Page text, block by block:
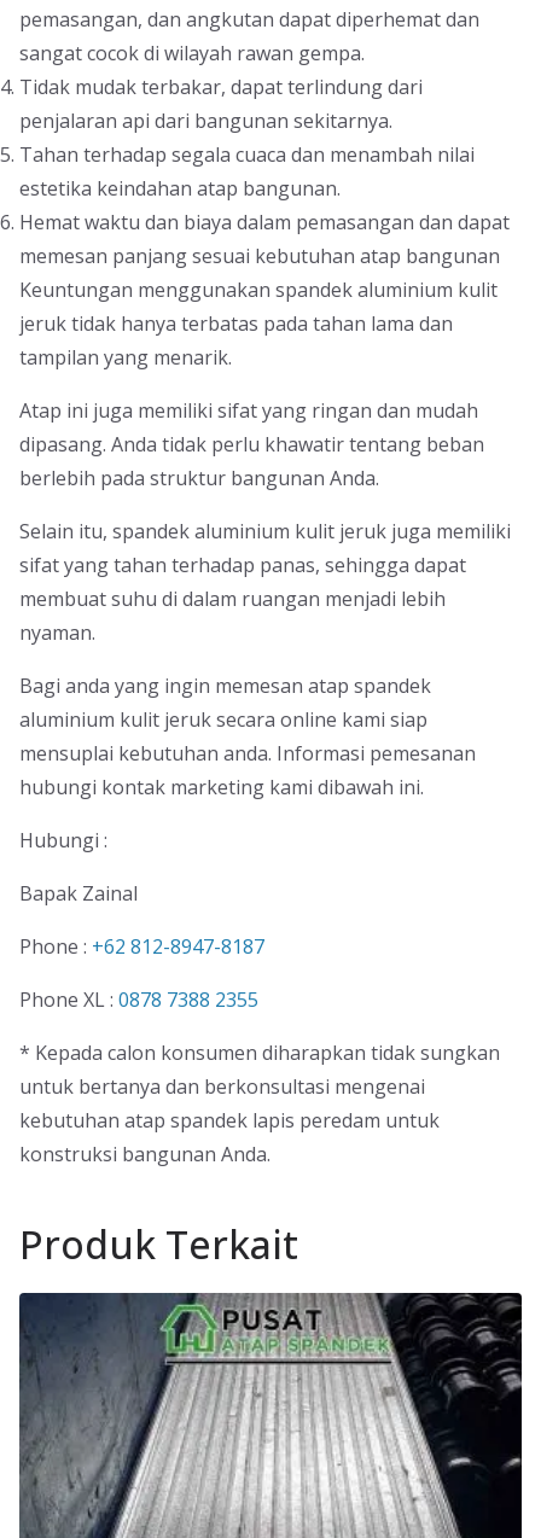
pemasangan, dan angkutan dapat diperhemat dan
sangat cocok di wilayah rawan gempa.
Tidak mudak terbakar, dapat terlindung dari
penjalaran api dari bangunan sekitarnya.
Tahan terhadap segala cuaca dan menambah nilai
estetika keindahan atap bangunan.
Hemat waktu dan biaya dalam pemasangan dan dapat
memesan panjang sesuai kebutuhan atap bangunan
Keuntungan menggunakan spandek aluminium kulit
jeruk tidak hanya terbatas pada tahan lama dan
tampilan yang menarik.
Atap ini juga memiliki sifat yang ringan dan mudah
dipasang. Anda tidak perlu khawatir tentang beban
berlebih pada struktur bangunan Anda.
Selain itu, spandek aluminium kulit jeruk juga memiliki
sifat yang tahan terhadap panas, sehingga dapat
membuat suhu di dalam ruangan menjadi lebih
nyaman.
Bagi anda yang ingin memesan atap spandek
aluminium kulit jeruk secara online kami siap
mensuplai kebutuhan anda. Informasi pemesanan
hubungi kontak marketing kami dibawah ini.
Hubungi :
Bapak Zainal
Phone : +62 812-8947-8187
Phone XL : 0878 7388 2355
* Kepada calon konsumen diharapkan tidak sungkan
untuk bertanya dan berkonsultasi mengenai
kebutuhan atap spandek lapis peredam untuk
konstruksi bangunan Anda.
Produk Terkait